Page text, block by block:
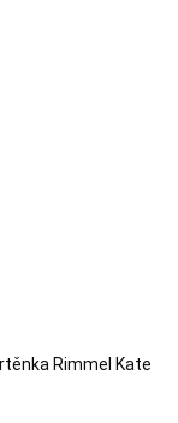
Rimmel Kate